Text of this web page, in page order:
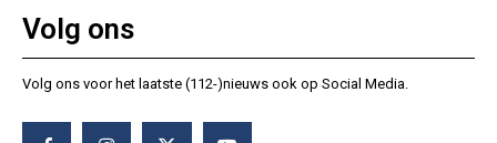
Volg ons
Volg ons voor het laatste (112-)nieuws ook op Social Media.